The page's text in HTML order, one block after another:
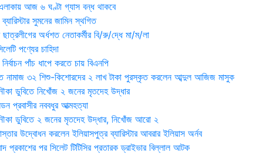
আজ ৬ ঘণ্টা গ্যাস বন্ধ থাকবে
সুমনের জামিন স্থগিত
ছাত্রলীগের অর্ধশত নেতাকর্মীর বি/রু/দ্ধে মা/ম/লা
পণ্যের চাহিদা
পাঁচ ধাপে করতে চায় বিএনপি
নামাজ ৩২ শিশু-কিশোরদের ২ লাখ টাকা পুরস্কৃত করলেন আব্দুল আজিজ মাসুক
ডুবিতে নিখোঁজ ২ জনের মৃতদেহ উদ্ধার
প্রবাসীর নববধুর আত্মহত্যা
ডুবিতে ২ জনের মৃতদেহ উদ্ধার, নিখোঁজ আরো ২
উদ্বোধন করলেন ইলিয়াসপুত্র ব্যারিস্টার আবরার ইলিয়াস অর্নব
প্রকাশের পর সিলেট টিটিসির প্রতারক ড্রাইভার বিল্লাল আটক